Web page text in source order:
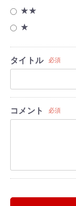
★★
★
タイトル 必須
コメント 必須